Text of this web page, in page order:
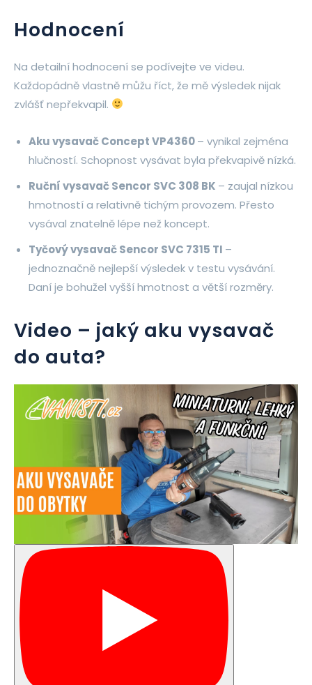
Hodnocení
Na detailní hodnocení se podívejte ve videu.
Každopádně vlastně můžu říct, že mě výsledek nijak
zvlášť nepřekvapil.
Aku vysavač Concept VP4360– vynikal zejména
hlučností. Schopnost vysávat byla překvapivě nízká.
Ruční vysavač Sencor SVC 308 BK – zaujal nízkou
hmotností a relativně tichým provozem. Přesto
vysával znatelně lépe než koncept.
Tyčový vysavač Sencor SVC 7315 TI –
jednoznačně nejlepší výsledek v testu vysávání.
Daní je bohužel vyšší hmotnost a větší rozměry.
Video – jaký aku vysavač
do auta?